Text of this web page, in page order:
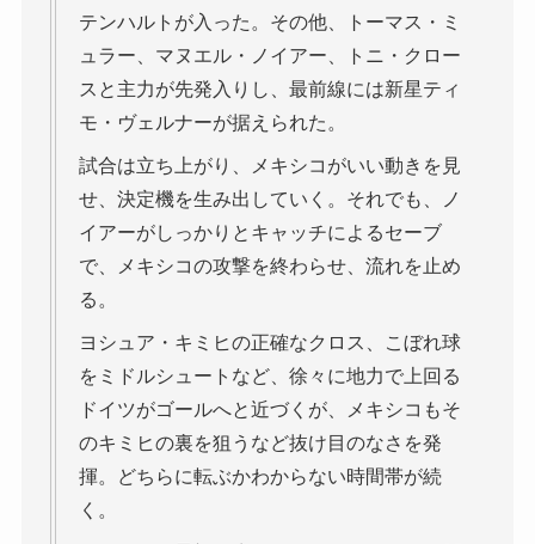
テンハルトが入った。その他、トーマス・ミ
ュラー、マヌエル・ノイアー、トニ・クロー
スと主力が先発入りし、最前線には新星ティ
モ・ヴェルナーが据えられた。
試合は立ち上がり、メキシコがいい動きを見
せ、決定機を生み出していく。それでも、ノ
イアーがしっかりとキャッチによるセーブ
で、メキシコの攻撃を終わらせ、流れを止め
る。
ヨシュア・キミヒの正確なクロス、こぼれ球
をミドルシュートなど、徐々に地力で上回る
ドイツがゴールへと近づくが、メキシコもそ
のキミヒの裏を狙うなど抜け目のなさを発
揮。どちらに転ぶかわからない時間帯が続
く。